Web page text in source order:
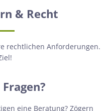
& Recht
rechtlichen Anforderungen.
eine Beratung? Zögern